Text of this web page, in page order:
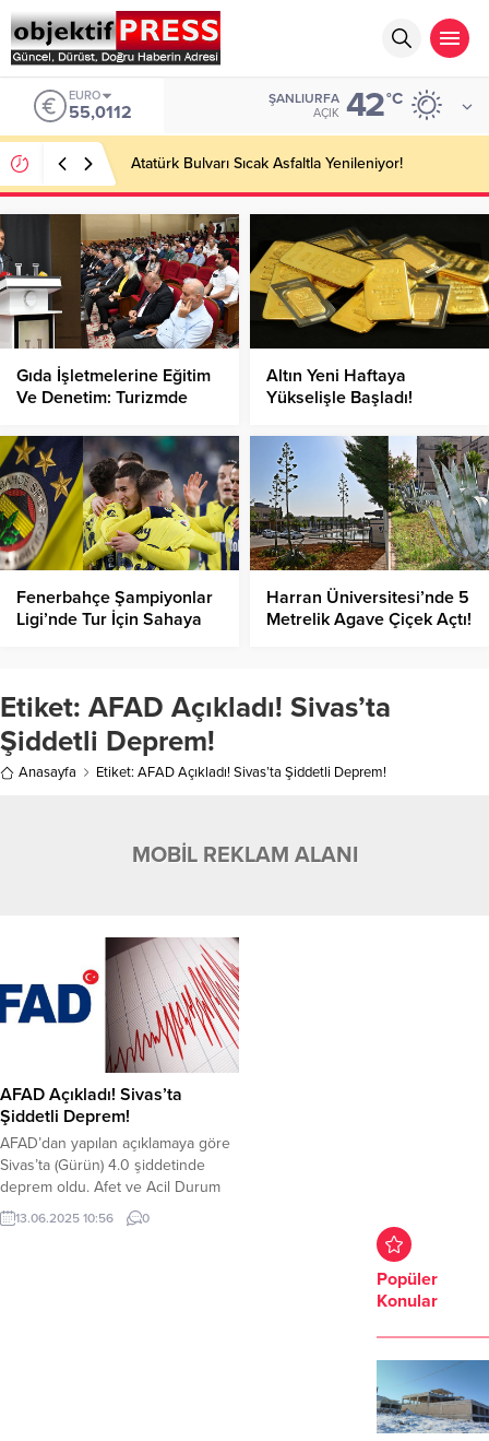
EURO
55,0112
ŞANLIURFA
AÇIK 42°C
Atatürk Bulvarı Sıcak Asfaltla Yenileniyor!
Gıda İşletmelerine Eğitim
Ve Denetim: Turizmde
Altın Yeni Haftaya
Yükselişle Başladı!
Fenerbahçe Şampiyonlar
Ligi’nde Tur İçin Sahaya
Harran Üniversitesi’nde 5
Metrelik Agave Çiçek Açtı!
Etiket: AFAD Açıkladı! Sivas’ta
Şiddetli Deprem!
Anasayfa Etiket: AFAD Açıkladı! Sivas’ta Şiddetli Deprem!
MOBİL REKLAM ALANI
AFAD Açıkladı! Sivas’ta
Şiddetli Deprem!
AFAD’dan yapılan açıklamaya göre
Sivas’ta (Gürün) 4.0 şiddetinde
deprem oldu. Afet ve Acil Durum
Yönetimi Başkanlığı (AFAD) sosyal
medya hesabından yaptığı
13.06.2025 10:56 0
Popüler
Konular